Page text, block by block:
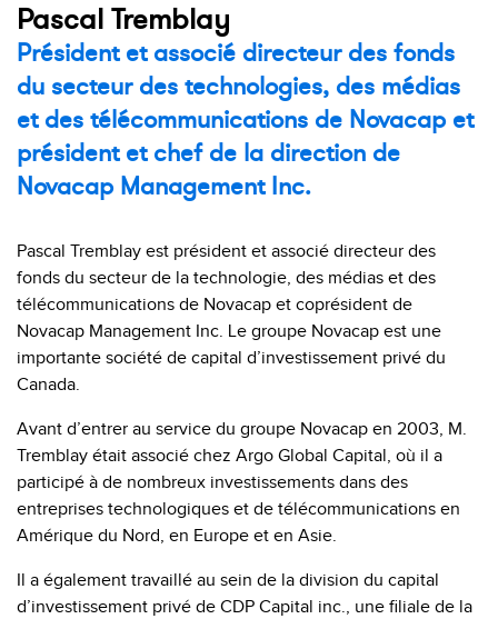
Pascal Tremblay
Président et associé directeur des fonds
du secteur des technologies, des médias
et des télécommunications de Novacap et
président et chef de la direction de
Novacap Management Inc.
Pascal Tremblay est président et associé directeur des
fonds du secteur de la technologie, des médias et des
télécommunications de Novacap et coprésident de
Novacap Management Inc. Le groupe Novacap est une
importante société de capital d’investissement privé du
Canada.
Avant d’entrer au service du groupe Novacap en 2003, M.
Tremblay était associé chez Argo Global Capital, où il a
participé à de nombreux investissements dans des
entreprises technologiques et de télécommunications en
Amérique du Nord, en Europe et en Asie.
Il a également travaillé au sein de la division du capital
d’investissement privé de CDP Capital inc., une filiale de la